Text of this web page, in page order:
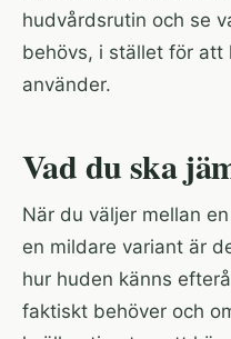
hudvårdsrutin och se
behövs, i stället för att
använder.
Vad du ska
När du väljer mellan
en mildare variant är
hur huden känns
faktiskt behöver och